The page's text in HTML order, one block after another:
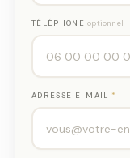
TÉLÉPHONEoptionnel
ADRESSE E-MAIL *